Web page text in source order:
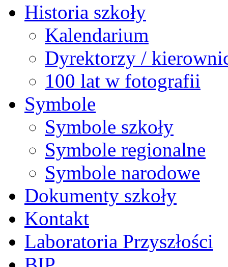
Historia szkoły
Kalendarium
Dyrektorzy /
100 lat w fotografii
Symbole
Symbole szkoły
Symbole regionalne
Symbole narodowe
Dokumenty szkoły
Kontakt
Laboratoria Przyszłości